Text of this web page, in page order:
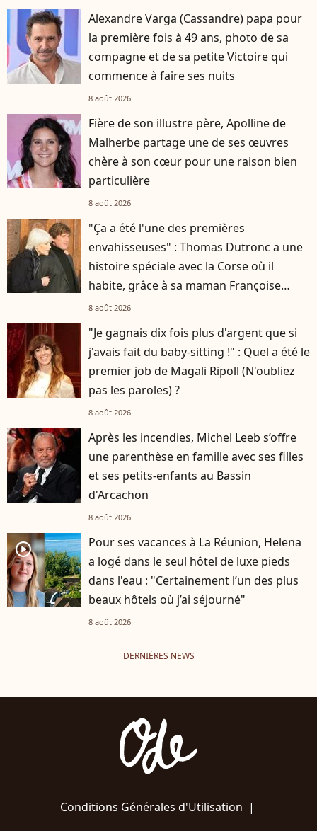
Alexandre Varga (Cassandre) papa pour
la première fois à 49 ans, photo de sa
compagne et de sa petite Victoire qui
commence à faire ses nuits
8 août 2026
Fière de son illustre père, Apolline de
Malherbe partage une de ses œuvres
chère à son cœur pour une raison bien
particulière
8 août 2026
"Ça a été l'une des premières
envahisseuses" : Thomas Dutronc a une
histoire spéciale avec la Corse où il
habite, grâce à sa maman Françoise
Hardy
8 août 2026
"Je gagnais dix fois plus d'argent que si
j'avais fait du baby-sitting !" : Quel a été le
premier job de Magali Ripoll (N'oubliez
pas les paroles) ?
8 août 2026
Après les incendies, Michel Leeb s’offre
une parenthèse en famille avec ses filles
et ses petits-enfants au Bassin
d'Arcachon
8 août 2026
player2
Pour ses vacances à La Réunion, Helena
a logé dans le seul hôtel de luxe pieds
dans l'eau : "Certainement l’un des plus
beaux hôtels où j’ai séjourné"
8 août 2026
DERNIÈRES NEWS
Conditions Générales d'Utilisation |